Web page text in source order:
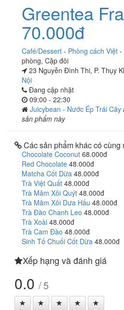
Greentea
70.000đ
Café/Dessert - Phòng cách Việt -
phòng, Cặp đôi
23 Nguyễn Đình Thi, P. Thụy
Nội
Đang cập nhật
09:00 - 22:30
Juicybean - Nước Ép Trái Cây
sản phẩm này
Các sản phẩm khác có cùng
Chocolate Coconut 68.000đ
Red Chocolate 48.000đ
Matcha Cốt Dừa 48.000đ
Trà Việt Quất 48.000đ
Trà Mâm Xôi Quýt 48.000đ
Trà Mâm Xôi Dưa Hấu 48.000đ
Trà Đào Chanh Leo 48.000đ
Trà Xoài 48.000đ
Trà Cam Đào 48.000đ
Sinh Tố Chuối Cốt Dừa 48.000đ
Xếp hạng và đánh giá
0.0 / 5